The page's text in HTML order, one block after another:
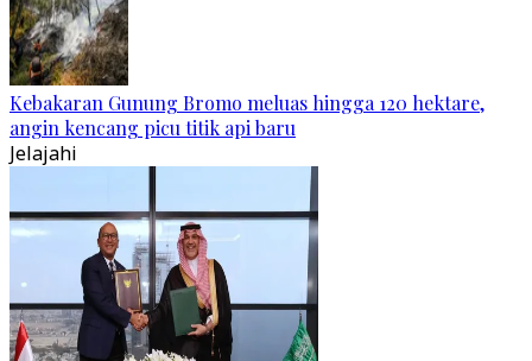
Kebakaran Gunung Bromo meluas hingga 120 hektare,
angin kencang picu titik api baru
Jelajahi